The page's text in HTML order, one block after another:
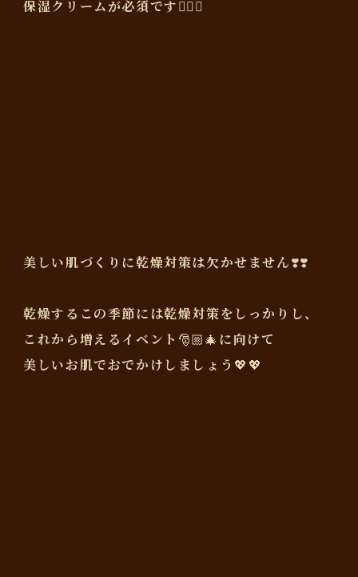
保湿クリームが必須です💆‍♀️✨️
美しい肌づくりに乾燥対策は欠かせません❣️❣️
乾燥するこの季節には乾燥対策をしっかりし、
これから増えるイベント🎅🏼🎄に向けて
美しいお肌でおでかけしましょう💖💖